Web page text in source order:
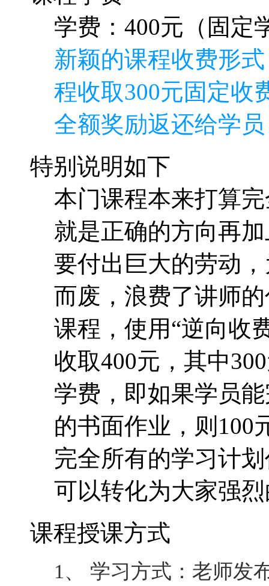
学费：400元（固定
新颖的课程收费形
程收取300元固定收
全额奖励返还给学
特别说明如下
本门课程本来打算
就是正确的方向再
要付出巨大的劳动
而废，浪费了讲师
课程，使用“逆向收
收取400元，其中
学费，即如果学员
的书面作业，则100
完全所有的学习计
可以转化为大家强
课程授课方式
1、 学习方式：老师发